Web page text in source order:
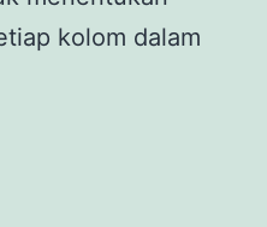
kolom dalam